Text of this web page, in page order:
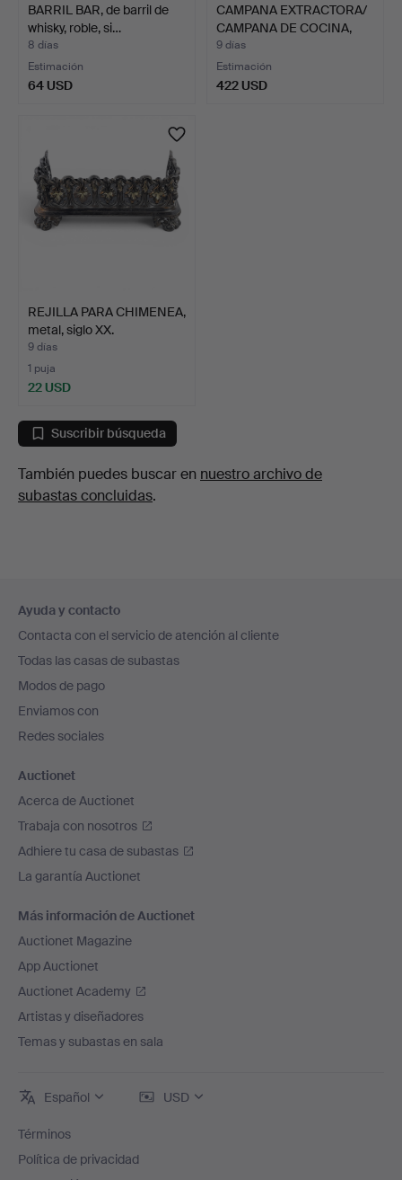
BARRIL BAR, de barril de
whisky, roble, si…
8 días
Estimación
64 USD
CAMPANA EXTRACTORA/
CAMPANA DE COCINA,
mod…
9 días
Estimación
422 USD
REJILLA PARA CHIMENEA,
metal, siglo XX.
9 días
1 puja
22 USD
Suscribir búsqueda
También puedes buscar en nuestro archivo de
subastas concluidas.
en
el
pie
de
página
Ayuda y contacto
Contacta con el servicio de atención al cliente
Todas las casas de subastas
Modos de pago
Enviamos con
Redes sociales
Auctionet
Acerca de Auctionet
Trabaja con nosotros
Adhiere tu casa de subastas
La garantía Auctionet
Más información de Auctionet
Auctionet Magazine
App Auctionet
Auctionet Academy
Artistas y diseñadores
Temas y subastas en sala
Español USD
Términos
Política de privacidad